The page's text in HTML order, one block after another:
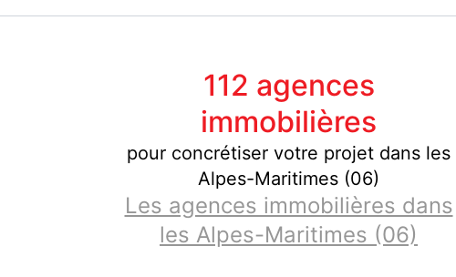
112 agences
immobilières
pour concrétiser votre projet dans les
Alpes-Maritimes (06)
Les agences immobilières dans
les Alpes-Maritimes (06)